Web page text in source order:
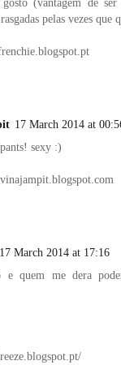
pelas vezes que
17 March 2014 at
sexy :)
17 March 2014 at 17:16
quem me dera